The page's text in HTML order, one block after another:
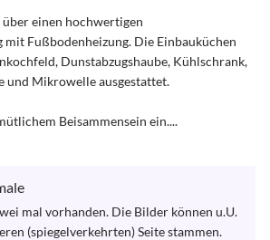
einen hochwertigen
mit Fußbodenheizung. Die Einbauküchen
Dunstabzugshaube, Kühlschrank,
und Mikrowelle ausgestattet.
Beisammensein ein....
mal vorhanden. Die Bilder können u.U.
(spiegelverkehrten) Seite stammen.